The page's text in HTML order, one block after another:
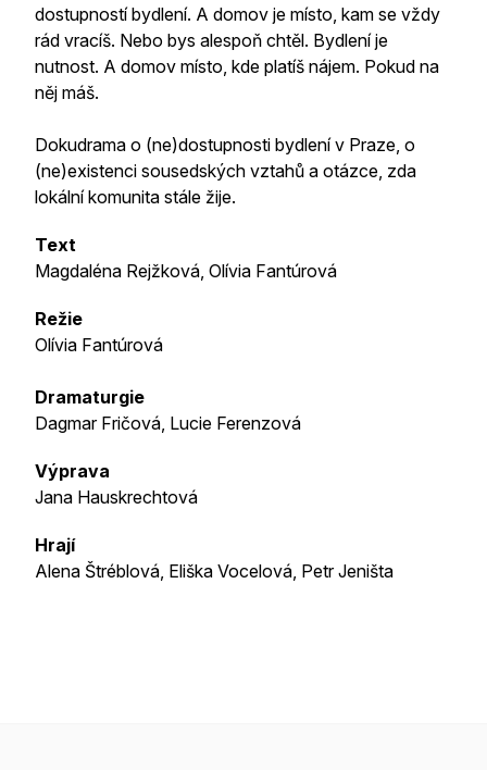
dostupností bydlení. A domov je místo, kam se vždy
rád vracíš. Nebo bys alespoň chtěl. Bydlení je
nutnost. A domov místo, kde platíš nájem. Pokud na
něj máš.
Dokudrama o (ne)dostupnosti bydlení v Praze, o
(ne)existenci sousedských vztahů a otázce, zda
lokální komunita stále žije.
Text
Magdaléna Rejžková, Olívia Fantúrová
Režie
Olívia Fantúrová
Dramaturgie
Dagmar Fričová, Lucie Ferenzová
Výprava
Jana Hauskrechtová
Hrají
Alena Štréblová, Eliška Vocelová, Petr Jeništa